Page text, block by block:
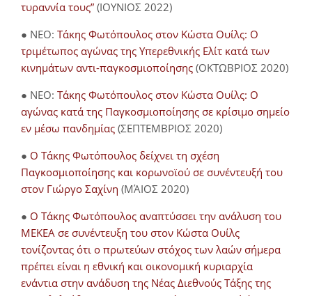
τυραννία τους” (ΙΟΥΝΙΟΣ 2022)
● NEO: Τάκης Φωτόπουλος στον Κώστα Ουίλς: Ο
τριμέτωπος αγώνας της Υπερεθνικής Ελίτ κατά των
κινημάτων αντι-παγκοσμιοποίησης (ΟΚΤΩΒΡΙΟΣ 2020)
● NEO: Τάκης Φωτόπουλος στον Κώστα Ουίλς: Ο
αγώνας κατά της Παγκοσμιοποίησης σε κρίσιμο σημείο
εν μέσω πανδημίας (ΣΕΠΤΕΜΒΡΙΟΣ 2020)
● Ο Τάκης Φωτόπουλος δείχνει τη σχέση
Παγκοσμιοποίησης και κορωνοϊού σε συνέντευξή του
στον Γιώργο Σαχίνη (ΜΆΙΟΣ 2020)
● O Τάκης Φωτόπουλος αναπτύσσει την ανάλυση του
ΜΕΚΕΑ σε συνέντευξη του στον Κώστα Ουίλς
τονίζοντας ότι ο πρωτεύων στόχος των λαών σήμερα
πρέπει είναι η εθνική και οικονομική κυριαρχία
ενάντια στην ανάδυση της Νέας Διεθνούς Τάξης της